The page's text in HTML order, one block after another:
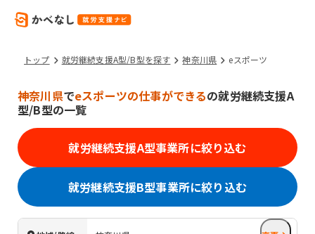
トップ 就労継続支援A型/B型を探す 神奈川県 eスポーツ
神奈川県でeスポーツの仕事ができるの就労継続支援A
型/B型の一覧
就労継続支援A型事業所に絞り込む
就労継続支援B型事業所に絞り込む